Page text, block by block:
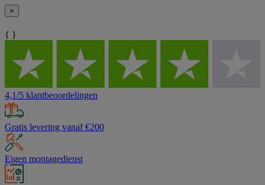
×
{ }
4,1/5 klantbeoordelingen
Gratis levering vanaf €200
Eigen montagedienst